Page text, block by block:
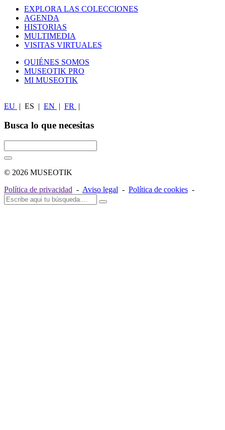
EXPLORA LAS COLECCIONES
AGENDA
HISTORIAS
MULTIMEDIA
VISITAS VIRTUALES
QUIÉNES SOMOS
MUSEOTIK PRO
MI MUSEOTIK
EU | ES | EN | FR |
Busca lo que necesitas
© 2026 MUSEOTIK
Política de privacidad - Aviso legal - Política de cookies -